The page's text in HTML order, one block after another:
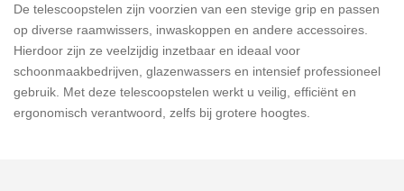
De telescoopstelen zijn voorzien van een stevige grip en passen
op diverse raamwissers, inwaskoppen en andere accessoires.
Hierdoor zijn ze veelzijdig inzetbaar en ideaal voor
schoonmaakbedrijven, glazenwassers en intensief professioneel
gebruik. Met deze telescoopstelen werkt u veilig, efficiënt en
ergonomisch verantwoord, zelfs bij grotere hoogtes.